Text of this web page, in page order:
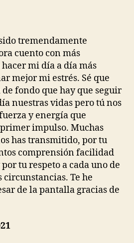
tremendamente
cuento con más
mi día a día más
mejor mi estrés. Sé que
de fondo que hay que seguir
nuestras vidas pero tú nos
y energía que
impulso. Muchas
has transmitido, por tu
comprensión facilidad
tu respeto a cada uno de
circunstancias. Te he
de la pantalla gracias de